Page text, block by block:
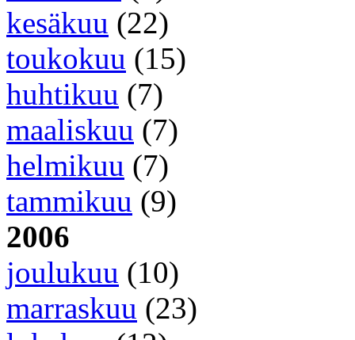
kesäkuu (22)
toukokuu (15)
huhtikuu (7)
maaliskuu (7)
helmikuu (7)
tammikuu (9)
2006
joulukuu (10)
marraskuu (23)